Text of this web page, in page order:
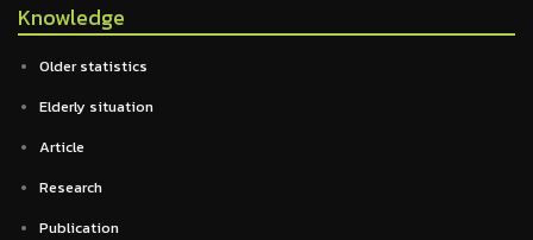
Knowledge
Older statistics
Elderly situation
Article
Research
Publication